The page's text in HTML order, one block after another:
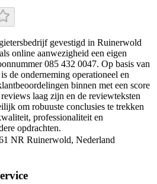
gevestigd in Ruinerwold
online aanwezigheid een eigen
085 432 0047. Op basis van
de onderneming operationeel en
binnen met een score
laag zijn en de reviewteksten
om robuuste conclusies te trekken
professionaliteit en
opdrachten.
NR Ruinerwold, Nederland